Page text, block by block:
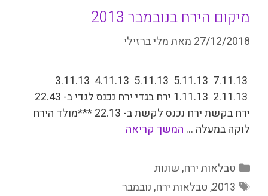
מיקום הירח בנובמבר 2013
27/12/2018 מאתמלי ברזילי
7.11.13 5.11.13 5.11.13 4.11.13 3.11.13
2.11.13 1.11.13 ירח בגדי ירח נכנס לגדי ב- 22.43
ירח בקשת ירח נכנ­ס לקשת ב- 22.13 ***מולד הירח
לוקה במעלה … המשך קריאה
קטגוריות
טבלאות ירח,שונות
תגיות
2013
,טבלאות ירח,נובמבר